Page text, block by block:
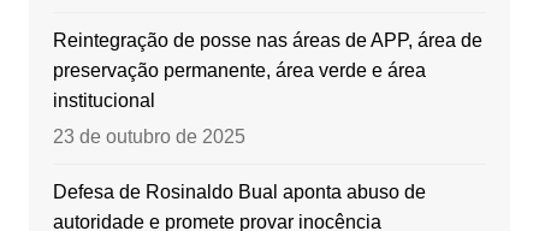
Reintegração de posse nas áreas de APP, área de
preservação permanente, área verde e área
institucional
23 de outubro de 2025
Defesa de Rosinaldo Bual aponta abuso de
autoridade e promete provar inocência